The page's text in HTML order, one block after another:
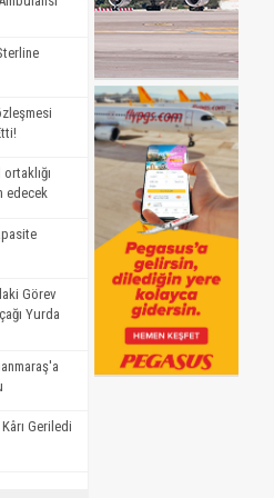
edecek
Görev
Yurda
Geriledi